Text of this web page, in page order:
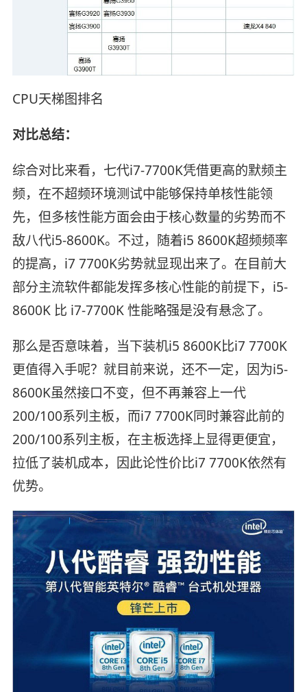
CPU天梯图排名
对比总结：
综合对比来看，七代i7-7700K凭借更高的默频主
频，在不超频环境测试中能够保持单核性能领
先，但多核性能方面会由于核心数量的劣势而不
敌八代i5-8600K。不过，随着i5 8600K超频频率
的提高，i7 7700K劣势就显现出来了。在目前大
部分主流软件都能发挥多核心性能的前提下，i5-
8600K 比 i7-7700K 性能略强是没有悬念了。
那么是否意味着，当下装机i5 8600K比i7 7700K
更值得入手呢？就目前来说，还不一定，因为i5-
8600K虽然接口不变，但不再兼容上一代
200/100系列主板，而i7 7700K同时兼容此前的
200/100系列主板，在主板选择上显得更便宜，
拉低了装机成本，因此论性价比i7 7700K依然有
优势。